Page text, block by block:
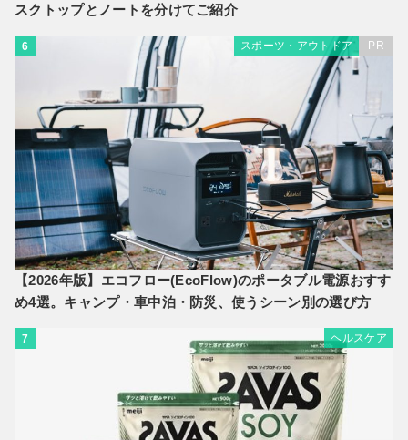
スクトップとノートを分けてご紹介
6 スポーツ・アウトドア PR
【2026年版】エコフロー(EcoFlow)のポータブル電源おすす
め4選。キャンプ・車中泊・防災、使うシーン別の選び方
7 ヘルスケア